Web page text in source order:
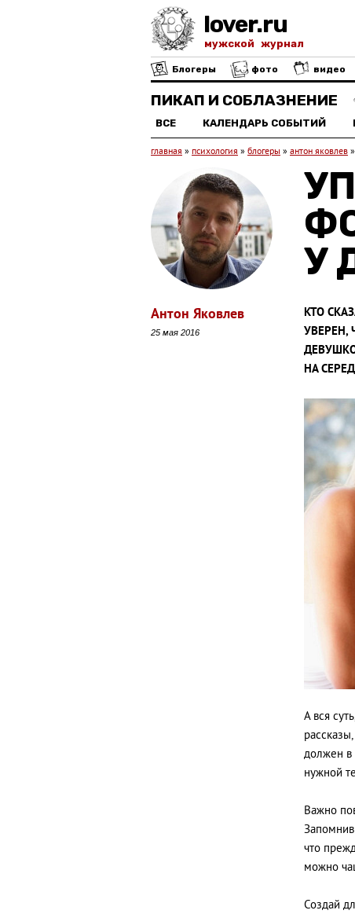
lover.ru
мужской журнал
Блогеры фото видео
ПИКАП И СОБЛАЗНЕНИЕ
ВСЕ КАЛЕНДАРЬ СОБЫТИЙ
главная » психология » блогеры » антон яковлев »
Антон Яковлев
25 мая 2016
У
КТО
УВЕРЕН,
НА
А вся
должен в
нужной
Важно
что
можно
Создай